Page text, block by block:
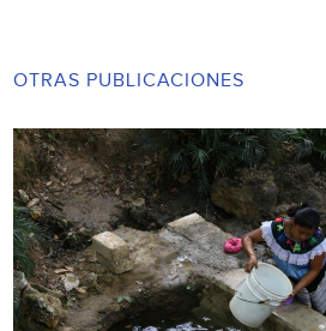
OTRAS PUBLICACIONES